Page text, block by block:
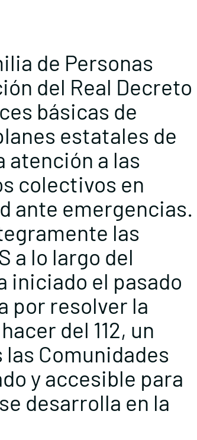
de Personas
del Real Decreto
básicas de
estatales de
atención a las
colectivos en
ante emergencias.
las
a lo largo del
iniciado el pasado
por resolver la
del 112, un
Comunidades
y accesible para
desarrolla en la